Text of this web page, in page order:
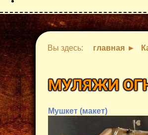
Вы здесь: главная
МУЛЯЖИ
Мушкет (макет)